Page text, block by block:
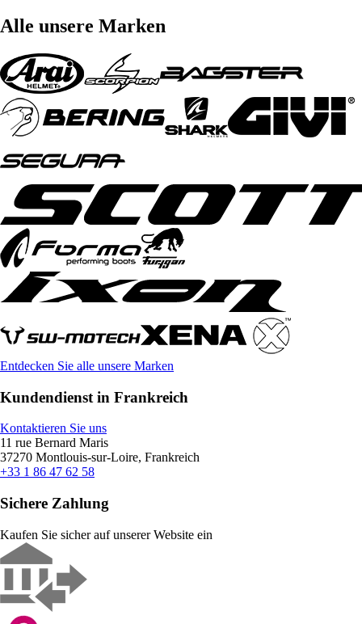
Alle unsere Marken
Entdecken Sie alle unsere Marken
Kundendienst in Frankreich
Kontaktieren Sie uns
11 rue Bernard Maris
37270 Montlouis-sur-Loire, Frankreich
+33 1 86 47 62 58
Sichere Zahlung
Kaufen Sie sicher auf unserer Website ein